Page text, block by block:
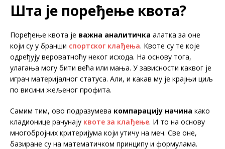
Шта је поређење квота?
Поређење квота је важна аналитичка алатка за оне
који су у бранши спортског клађења. Квоте су те које
одређују вероватноћу неког исхода. На основу тога,
улагања могу бити већа или мања. У зависности каквог је
играч материјалног статуса. Али, и какав му је крајњи циљ
по висини жељеног профита.
Самим тим, ово подразумева компарацију начина како
кладионице рачунају квоте за клађење. И то на основу
многобројних критеријума који утичу на меч. Све оне,
базиране су на математичком принципу и формулама.